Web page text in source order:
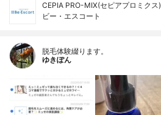
CEPIA PRO-MIX(セピアプロミクス)
ビー・エスコート
脱毛体験綴ります。
ゆきぽん